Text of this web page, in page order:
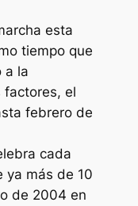
esta
tiempo que
a la
factores, el
febrero de
cada
ya más de 10
de 2004 en